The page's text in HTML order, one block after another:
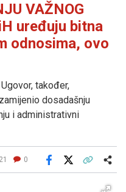
VAŽNOG
uređuju bitna
odnosima, ovo
također,
dosadašnju
i administrativni
0
Facebook